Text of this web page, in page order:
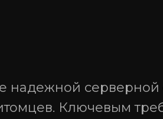
надежной
Ключевым
Telegram
hello@gratio.tech